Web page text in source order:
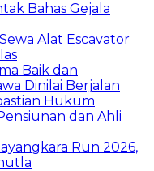
Bahas Gejala
Alat Escavator
Baik dan
Dinilai Berjalan
Hukum
dan Ahli
Run 2026,